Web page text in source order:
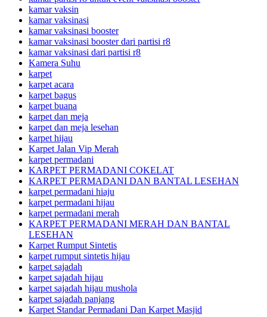
kamar vaksin
kamar vaksinasi
kamar vaksinasi booster
kamar vaksinasi booster dari partisi r8
kamar vaksinasi dari partisi r8
Kamera Suhu
karpet
karpet acara
karpet bagus
karpet buana
karpet dan meja
karpet dan meja lesehan
karpet hijau
Karpet Jalan Vip Merah
karpet permadani
KARPET PERMADANI COKELAT
KARPET PERMADANI DAN BANTAL LESEHAN
karpet permadani hiaju
karpet permadani hijau
karpet permadani merah
KARPET PERMADANI MERAH DAN BANTAL
LESEHAN
Karpet Rumput Sintetis
karpet rumput sintetis hijau
karpet sajadah
karpet sajadah hijau
karpet sajadah hijau mushola
karpet sajadah panjang
Karpet Standar Permadani Dan Karpet Masjid